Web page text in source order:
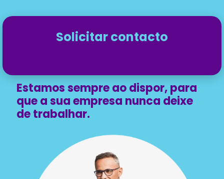
Solicitar contacto
Estamos sempre ao dispor, para
que a sua empresa nunca deixe
de trabalhar.